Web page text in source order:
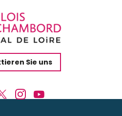
Sie uns